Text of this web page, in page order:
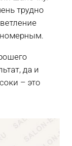
трудно
да и
– это